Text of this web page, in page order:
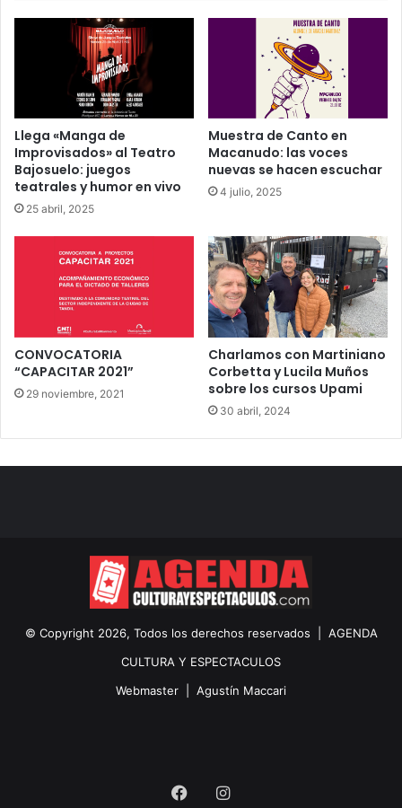
Llega «Manga de
Improvisados» al Teatro
Bajosuelo: juegos
teatrales y humor en vivo
25 abril, 2025
Muestra de Canto en
Macanudo: las voces
nuevas se hacen escuchar
4 julio, 2025
CONVOCATORIA
“CAPACITAR 2021”
29 noviembre, 2021
Charlamos con Martiniano
Corbetta y Lucila Muños
sobre los cursos Upami
30 abril, 2024
© Copyright 2026, Todos los derechos reservados | AGENDA
CULTURA Y ESPECTACULOS
Webmaster | Agustín Maccari